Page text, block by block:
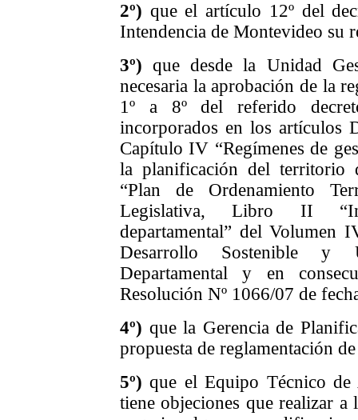
2º) que el artículo 12º del
Intendencia de Montevideo su
3º) que desde la Unidad
necesaria la aprobación de la
1º a 8º del referido
incorporados en los artículos
Capítulo IV “Regímenes de
la planificación del territorio
“Plan de Ordenamiento
Legislativa, Libro II
departamental” del Volumen
Desarrollo Sostenible y
Departamental y en
Resolución Nº 1066/07 de
4º) que la Gerencia de
propuesta de reglamentación
5º)que elEquipo Técnico
tiene objeciones que realizar